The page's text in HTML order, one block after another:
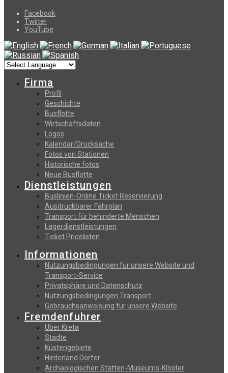
Facebook
Twiiter
YouTube
Firma
Profil
Geschichte
Busflotte
Wirtschaftsdaten
Logos
Kalendar/Drucksache
Fotos von Stationen
Historische fotos
Neue Busflotte
Dienstleistungen
Buslinien-Online Ticket Reservierung
Αusdruckbarer Fahrplan
Transport für behinderte Menschen
Lagerdienstleistungen
Ticket Pricelisten
Informationen
Nutzungsbedingungen fur unsere Website und
Transport-Service
Privatsphäre und Datenschutz
Nutzungsbedingungen Transport
Gebrauchsanweisung fur unsere Website
Fremdenfuhrer
Uber Kreta
Stadte
Küstengebiete
Hinterland Dörfer
Archäologischen Stätten-Museums-Klöster